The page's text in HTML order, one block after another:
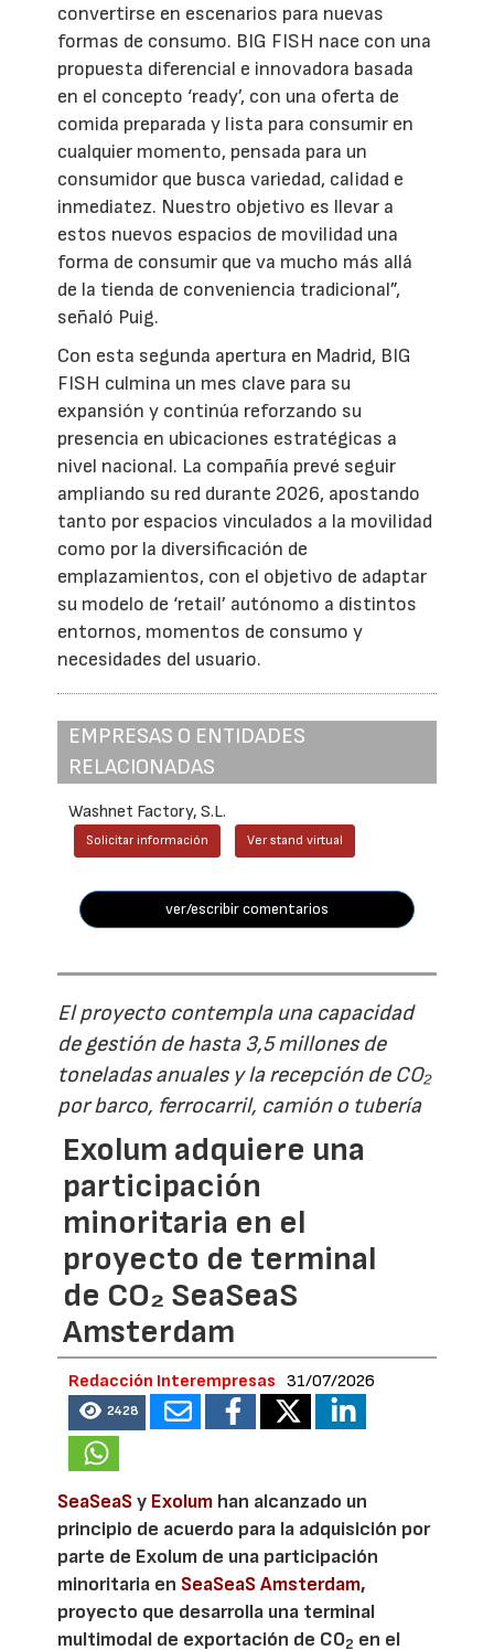
convertirse en escenarios para nuevas
formas de consumo. BIG FISH nace con una
propuesta diferencial e innovadora basada
en el concepto ‘ready’, con una oferta de
comida preparada y lista para consumir en
cualquier momento, pensada para un
consumidor que busca variedad, calidad e
inmediatez. Nuestro objetivo es llevar a
estos nuevos espacios de movilidad una
forma de consumir que va mucho más allá
de la tienda de conveniencia tradicional”,
señaló Puig.
Con esta segunda apertura en Madrid, BIG
FISH culmina un mes clave para su
expansión y continúa reforzando su
presencia en ubicaciones estratégicas a
nivel nacional. La compañía prevé seguir
ampliando su red durante 2026, apostando
tanto por espacios vinculados a la movilidad
como por la diversificación de
emplazamientos, con el objetivo de adaptar
su modelo de ‘retail’ autónomo a distintos
entornos, momentos de consumo y
necesidades del usuario.
EMPRESAS O ENTIDADES
RELACIONADAS
Washnet Factory, S.L.
Solicitar información Ver stand virtual
ver/escribir comentarios
El proyecto contempla una capacidad
de gestión de hasta 3,5 millones de
toneladas anuales y la recepción de CO₂
por barco, ferrocarril, camión o tubería
Exolum adquiere una
participación
minoritaria en el
proyecto de terminal
de CO₂ SeaSeaS
Amsterdam
Redacción Interempresas 31/07/2026
2428
SeaSeaSy Exolum han alcanzado un
principio de acuerdo para la adquisición por
parte de Exolum de una participación
minoritaria en SeaSeaS Amsterdam,
proyecto que desarrolla una terminal
multimodal de exportación de CO2 en el